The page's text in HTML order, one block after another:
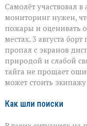
Самолёт участвовал
мониторинг нужен,
пожары и оценивать
местах. 3 августа
пропал с экранов
природой и слабой
тайга не прощает
может стоить
Как шли поиски